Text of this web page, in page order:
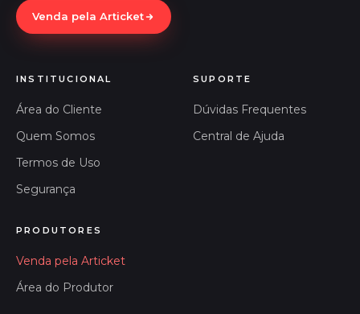
Venda pela Articket
INSTITUCIONAL
Área do Cliente
Quem Somos
Termos de Uso
Segurança
SUPORTE
Dúvidas Frequentes
Central de Ajuda
PRODUTORES
Venda pela Articket
Área do Produtor